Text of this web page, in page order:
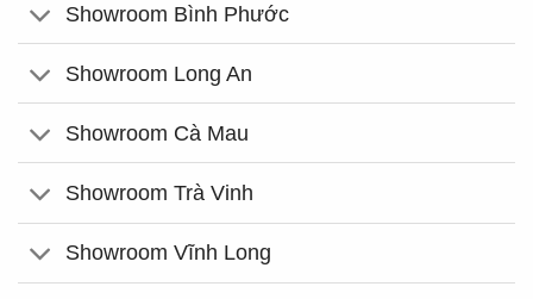
Showroom Bình Phước
Showroom Long An
Showroom Cà Mau
Showroom Trà Vinh
Showroom Vĩnh Long